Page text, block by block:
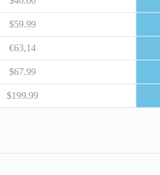
$59.99
€63,14
$67.99
$199.99